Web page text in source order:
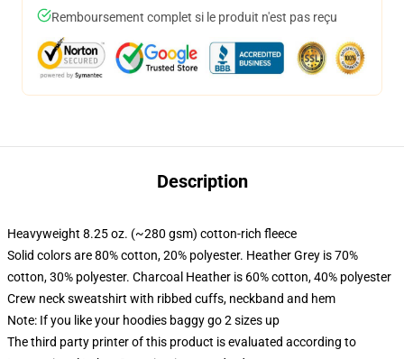
Remboursement complet si le produit n'est pas reçu
Description
Heavyweight 8.25 oz. (~280 gsm) cotton-rich fleece
Solid colors are 80% cotton, 20% polyester. Heather Grey is 70%
cotton, 30% polyester. Charcoal Heather is 60% cotton, 40% polyester
Crew neck sweatshirt with ribbed cuffs, neckband and hem
Note: If you like your hoodies baggy go 2 sizes up
The third party printer of this product is evaluated according to